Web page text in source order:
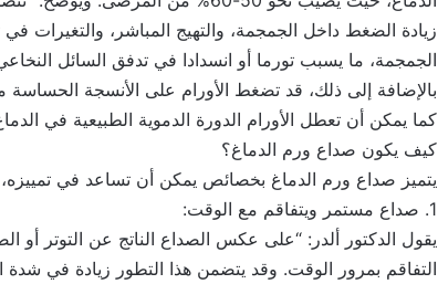
زيادة الضغط داخل الجمجمة، والتهيج المباشر،
الجمجمة، ما يسبب تورما أو انسدادا في تدفق السائل
بالإضافة إلى ذلك، قد تضغط الأورام على الأنسجة الحساسة
كما يمكن أن تعطل الأورام الدورة الدموية الطبيعية في
كيف يكون صداع ورم الدماغ؟
يتميز صداع ورم الدماغ بخصائص يمكن أن تساعد في تمييزه،
1. صداع مستمر ويتفاقم مع الوقت:
يقول الدكتور ألدر: “على عكس الصداع الناتج عن التوتر أو
التفاقم بمرور الوقت. وقد يتضمن هذا التطور زيادة في شدة